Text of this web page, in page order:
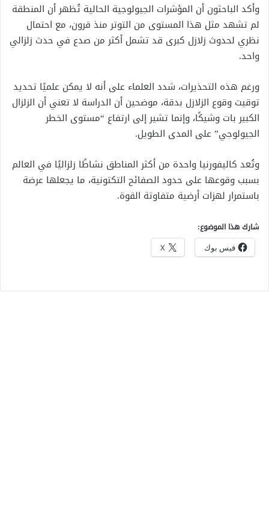
وأكد الباحثون أن المؤشرات الجيولوجية الحالية تُظهر أن المنطقة
لم تشهد مثل هذا المستوى من التوتر منذ قرون، مع احتمال
نظري لحدوث زلازل كبرى قد تشمل أكثر من صدع في حدث زلزالي
واحد.
ورغم هذه التحذيرات، شدد العلماء على أنه لا يمكن علميًا تحديد
توقيت وقوع الزلازل بدقة، موضحين أن الدراسة لا تعني أن الزلزال
الكبير بات وشيكًا، وإنما تشير إلى ارتفاع “مستوى الخطر
الجيولوجي” على المدى الطويل.
وتُعد كاليفورنيا واحدة من أكثر المناطق نشاطًا زلزاليًا في العالم
بسبب وقوعها على حدود الصفائح التكتونية، ما يجعلها عرضة
باستمرار لهزات أرضية متفاوتة القوة.
شارك هذا الموضوع:
فيس بوك X